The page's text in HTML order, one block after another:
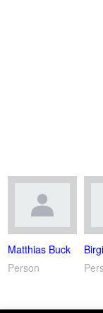
Matthias Buck
Person